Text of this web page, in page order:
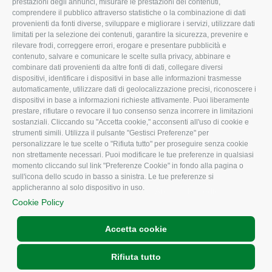
prestazioni degli annunci, misurare le prestazioni dei contenuti,
comprendere il pubblico attraverso statistiche o la combinazione di dati
provenienti da fonti diverse, sviluppare e migliorare i servizi, utilizzare dati
limitati per la selezione dei contenuti, garantire la sicurezza, prevenire e
rilevare frodi, correggere errori, erogare e presentare pubblicità e
contenuto, salvare e comunicare le scelte sulla privacy, abbinare e
combinare dati provenienti da altre fonti di dati, collegare diversi
dispositivi, identificare i dispositivi in base alle informazioni trasmesse
automaticamente, utilizzare dati di geolocalizzazione precisi, riconoscere i
dispositivi in base a informazioni richieste attivamente. Puoi liberamente
prestare, rifiutare o revocare il tuo consenso senza incorrere in limitazioni
sostanziali. Cliccando su "Accetta cookie," acconsenti all'uso di cookie e
strumenti simili. Utilizza il pulsante "Gestisci Preferenze" per
personalizzare le tue scelte o "Rifiuta tutto" per proseguire senza cookie
non strettamente necessari. Puoi modificare le tue preferenze in qualsiasi
momento cliccando sul link "Preferenze Cookie" in fondo alla pagina o
sull'icona dello scudo in basso a sinistra. Le tue preferenze si
applicheranno al solo dispositivo in uso.
Cookie Policy
Accetta cookie
Rifiuta tutto
Uffici della Sede
provinciale
Le Sedi di Zona
Agricoltori S.r.l.
Whistleblowing
Confagricoltura Rovigo e
Agricoltori srl
Associazione
CONFAGRICOLTURA
ATTIVA
Notizie in evidenza
Eventi
Comunicati Stampa
Video
Iscrizione Newsletter
Newsletter